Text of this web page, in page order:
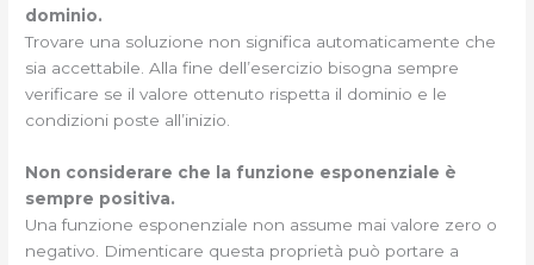
dominio.
Trovare una soluzione non significa automaticamente che
sia accettabile. Alla fine dell’esercizio bisogna sempre
verificare se il valore ottenuto rispetta il dominio e le
condizioni poste all’inizio.
Non considerare che la funzione esponenziale è
sempre positiva.
Una funzione esponenziale non assume mai valore zero o
negativo. Dimenticare questa proprietà può portare a